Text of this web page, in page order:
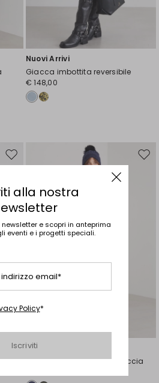
Nuovi Arrivi
Giacca imbottita reversibile
€ 148,00
Sposta
Special Price
Imbottito in taffettà antigoccia
alla nostra
e scopri in anteprima
eventi e i progetti speciali.
email*
Policy*
Iscriviti